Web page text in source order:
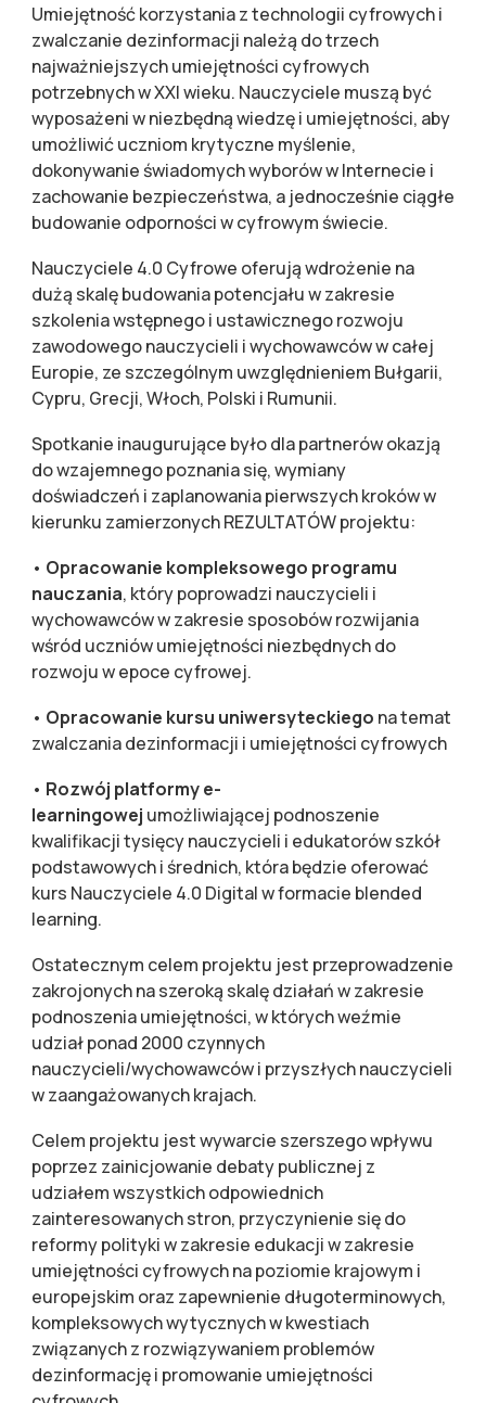
Umiejętność korzystania z technologii cyfrowych i
zwalczanie dezinformacji należą do trzech
najważniejszych umiejętności cyfrowych
potrzebnych w XXI wieku. Nauczyciele muszą być
wyposażeni w niezbędną wiedzę i umiejętności, aby
umożliwić uczniom krytyczne myślenie,
dokonywanie świadomych wyborów w Internecie i
zachowanie bezpieczeństwa, a jednocześnie ciągłe
budowanie odporności w cyfrowym świecie.
Nauczyciele 4.0 Cyfrowe oferują wdrożenie na
dużą skalę budowania potencjału w zakresie
szkolenia wstępnego i ustawicznego rozwoju
zawodowego nauczycieli i wychowawców w całej
Europie, ze szczególnym uwzględnieniem Bułgarii,
Cypru, Grecji, Włoch, Polski i Rumunii.
Spotkanie inaugurujące było dla partnerów okazją
do wzajemnego poznania się, wymiany
doświadczeń i zaplanowania pierwszych kroków w
kierunku zamierzonych REZULTATÓW projektu:
• Opracowanie kompleksowego programu
nauczania, który poprowadzi nauczycieli i
wychowawców w zakresie sposobów rozwijania
wśród uczniów umiejętności niezbędnych do
rozwoju w epoce cyfrowej.
• Opracowanie kursu uniwersyteckiego na temat
zwalczania dezinformacji i umiejętności cyfrowych
• Rozwój platformy e-
learningowej umożliwiającej podnoszenie
kwalifikacji tysięcy nauczycieli i edukatorów szkół
podstawowych i średnich, która będzie oferować
kurs Nauczyciele 4.0 Digital w formacie blended
learning.
Ostatecznym celem projektu jest przeprowadzenie
zakrojonych na szeroką skalę działań w zakresie
podnoszenia umiejętności, w których weźmie
udział ponad 2000 czynnych
nauczycieli/wychowawców i przyszłych nauczycieli
w zaangażowanych krajach.
Celem projektu jest wywarcie szerszego wpływu
poprzez zainicjowanie debaty publicznej z
udziałem wszystkich odpowiednich
zainteresowanych stron, przyczynienie się do
reformy polityki w zakresie edukacji w zakresie
umiejętności cyfrowych na poziomie krajowym i
europejskim oraz zapewnienie długoterminowych,
kompleksowych wytycznych w kwestiach
związanych z rozwiązywaniem problemów
dezinformację i promowanie umiejętności